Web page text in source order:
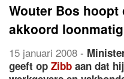
Wouter Bos hoopt
akkoord
15 januari 2008 -
geeft op Zibb aan dat